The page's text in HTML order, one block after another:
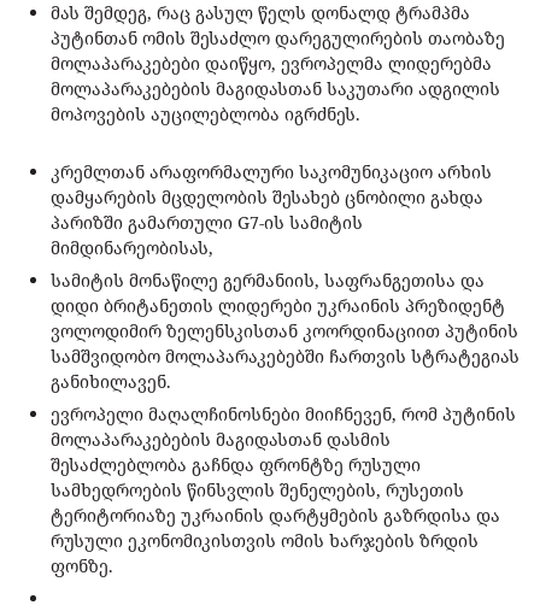
მას შემდეგ, რაც გასულ წელს დონალდ ტრამპმა
პუტინთან ომის შესაძლო დარეგულირების თაობაზე
მოლაპარაკებები დაიწყო, ევროპელმა ლიდერებმა
მოლაპარაკებების მაგიდასთან საკუთარი ადგილის
მოპოვების აუცილებლობა იგრძნეს.
კრემლთან არაფორმალური საკომუნიკაციო არხის
დამყარების მცდელობის შესახებ ცნობილი გახდა
პარიზში გამართული G7-ის სამიტის
მიმდინარეობისას,
სამიტის მონაწილე გერმანიის, საფრანგეთისა და
დიდი ბრიტანეთის ლიდერები უკრაინის პრეზიდენტ
ვოლოდიმირ ზელენსკისთან კოორდინაციით პუტინის
სამშვიდობო მოლაპარაკებებში ჩართვის სტრატეგიას
განიხილავენ.
ევროპელი მაღალჩინოსნები მიიჩნევენ, რომ პუტინის
მოლაპარაკებების მაგიდასთან დასმის
შესაძლებლობა გაჩნდა ფრონტზე რუსული
სამხედროების წინსვლის შენელების, რუსეთის
ტერიტორიაზე უკრაინის დარტყმების გაზრდისა და
რუსული ეკონომიკისთვის ომის ხარჯების ზრდის
ფონზე.